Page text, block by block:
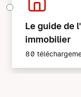
Le guide de
immobilier
80